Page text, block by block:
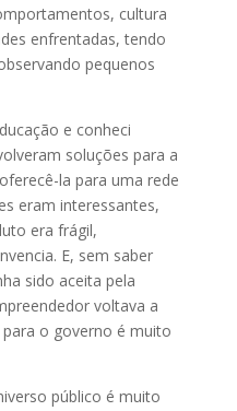
cultura
enfrentadas, tendo
pequenos
e conheci
soluções para a
la para uma rede
eram interessantes,
era frágil,
E, sem saber
sido aceita pela
voltava a
para o governo é muito
público é muito